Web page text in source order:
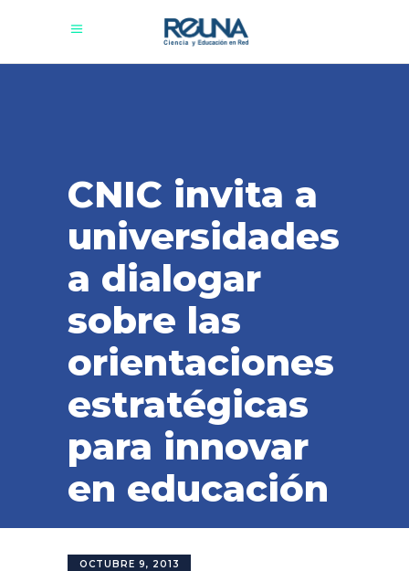
CNIC invita a
universidades
a dialogar
sobre las
orientaciones
estratégicas
para innovar
en educación
OCTUBRE 9, 2013